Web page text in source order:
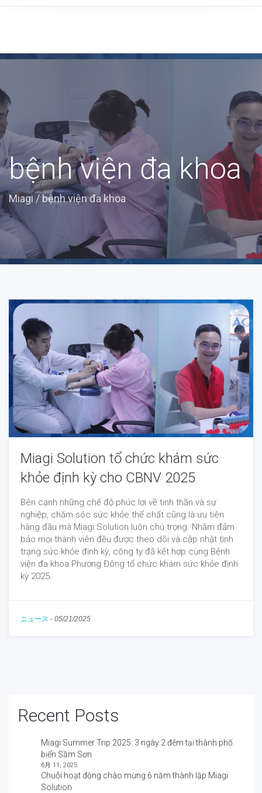
bệnh viện đa khoa
Miagi /bệnh viện đa khoa
Miagi Solution tổ chức khám sức
khỏe định kỳ cho CBNV 2025
Bên cạnh những chế độ phúc lợi về tinh thần và sự
nghiệp, chăm sóc sức khỏe thể chất cũng là ưu tiên
hàng đầu mà Miagi Solution luôn chú trọng. Nhằm đảm
bảo mọi thành viên đều được theo dõi và cập nhật tình
trạng sức khỏe định kỳ, công ty đã kết hợp cùng Bệnh
viện đa khoa Phương Đông tổ chức khám sức khỏe định
kỳ 2025.
ニュース - 05/21/2025
Recent Posts
Miagi Summer Trip 2025: 3 ngày 2 đêm tại thành phố
biển Sầm Sơn
6月 11, 2025
Chuỗi hoạt động chào mừng 6 năm thành lập Miagi
Solution